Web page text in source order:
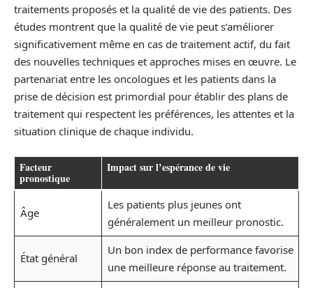
traitements proposés et la qualité de vie des patients. Des
études montrent que la qualité de vie peut s’améliorer
significativement même en cas de traitement actif, du fait
des nouvelles techniques et approches mises en œuvre. Le
partenariat entre les oncologues et les patients dans la
prise de décision est primordial pour établir des plans de
traitement qui respectent les préférences, les attentes et la
situation clinique de chaque individu.
Facteur
pronostique
Impact sur l’espérance de vie
Âge
Les patients plus jeunes ont
généralement un meilleur pronostic.
État général
Un bon index de performance favorise
une meilleure réponse au traitement.